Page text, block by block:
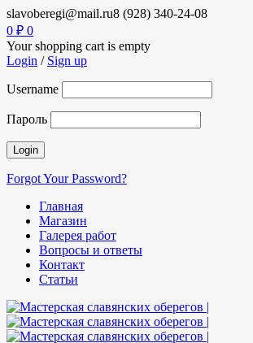
slavoberegi@mail.ru8 (928) 340-24-08
0 ₽ 0
Your shopping cart is empty
Login / Sign up
Username
Пароль
Forgot Your Password?
Главная
Магазин
Галерея работ
Вопросы и ответы
Контакт
Статьи